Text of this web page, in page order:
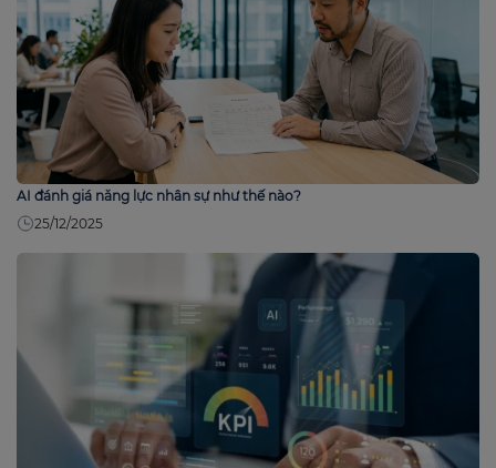
AI đánh giá năng lực nhân sự như thế nào?
25/12/2025